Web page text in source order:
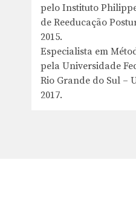
pelo Instituto
de Reeducação
2015.
Especialista em
pela Universidade
Rio Grande do Sul –
2017.